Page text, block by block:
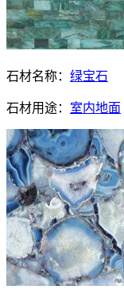
石材名称： 绿宝石
石材用途： 室内地面